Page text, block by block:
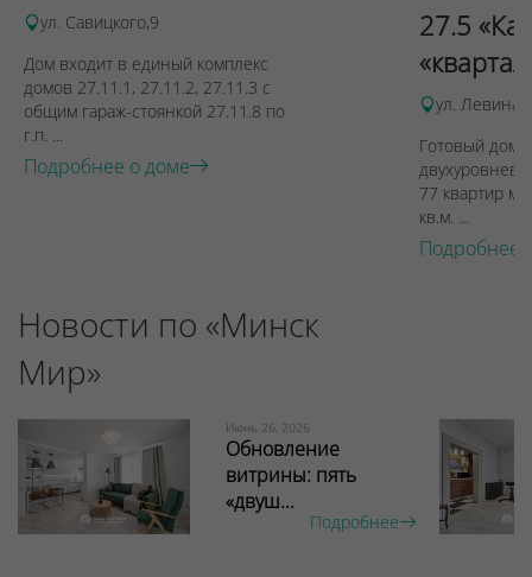
ул. Савицкого,9
Дом входит в единый комплекс
домов 27.11.1, 27.11.2, 27.11.3 с
общим гараж-стоянкой 27.11.8 по
г.п. ...
Подробнее о доме
27.5
ул. Левина,
Готовый дом
77 квартир
кв.м. ...
Подробнее
Новости по «Минск
Мир»
Июнь 26, 2026
Обновление
витрины: пять
«двуш...
Подробнее